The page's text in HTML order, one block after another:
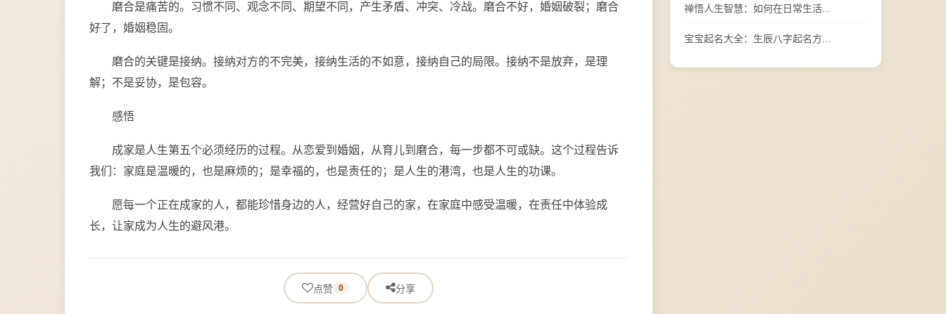
磨合是痛苦的。习惯不同、观念不同、期望不同，产生矛盾、冲突、冷战。磨合不好，婚姻破裂；磨合
好了，婚姻稳固。
磨合的关键是接纳。接纳对方的不完美，接纳生活的不如意，接纳自己的局限。接纳不是放弃，是理
解；不是妥协，是包容。
感悟
成家是人生第五个必须经历的过程。从恋爱到婚姻，从育儿到磨合，每一步都不可或缺。这个过程告诉
我们：家庭是温暖的，也是麻烦的；是幸福的，也是责任的；是人生的港湾，也是人生的功课。
愿每一个正在成家的人，都能珍惜身边的人，经营好自己的家，在家庭中感受温暖，在责任中体验成
长，让家成为人生的避风港。
点赞 0 分享
禅悟人生智慧：如何在日常生活...
宝宝起名大全：生辰八字起名方...